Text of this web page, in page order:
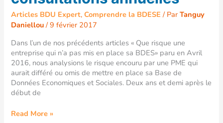
Articles BDU Expert,Comprendre la BDESE / ParTanguy
Daniellou/9 février 2017
Dans l’un de nos précédents articles « Que risque une
entreprise qui n’a pas mis en place sa BDES» paru en Avril
2016, nous analysions le risque encouru par une PME qui
aurait différé ou omis de mettre en place sa Base de
Données Economiques et Sociales. Deux ans et demi après le
début de
Read More »